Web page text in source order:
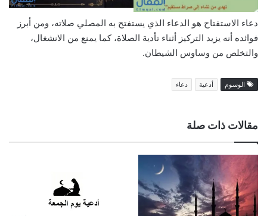
دعاء الاستفتاح هو الدعاء الذي يستفتح به المصلي صلاته، ومن أبرز
فوائده أنه يزيد التركيز أثناء تأدية الصلاة، كما يمنع من الانشغال،
والتخلص من وساوس الشيطان.
الوسوم أدعية دعاء
مقالات ذات صلة